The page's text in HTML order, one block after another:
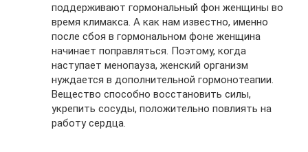
поддерживают гормональный фон женщины во
время климакса. А как нам известно, именно
после сбоя в гормональном фоне женщина
начинает поправляться. Поэтому, когда
наступает менопауза, женский организм
нуждается в дополнительной гормонотеапии.
Вещество способно восстановить силы,
укрепить сосуды, положительно повлиять на
работу сердца.